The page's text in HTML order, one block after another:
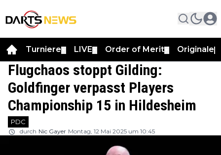
Turniere LIVE Order of Merit Originale
Flugchaos stoppt Gilding:
Goldfinger verpasst Players
Championship 15 in Hildesheim
PDC
durch Nic Gayer Montag, 12 Mai 2025 um 10:45